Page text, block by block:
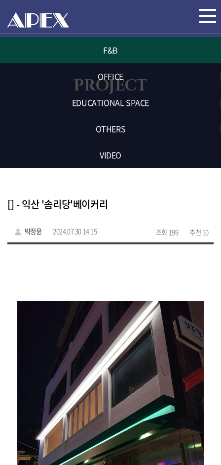
PROJECT
F&B
OFFICE
EDUCATIONAL SPACE
OTHERS
VIDEO
[] - 익산 '솜리당'베이커리
박정윤 2024.07.30 14:15 조회 199 추천 10